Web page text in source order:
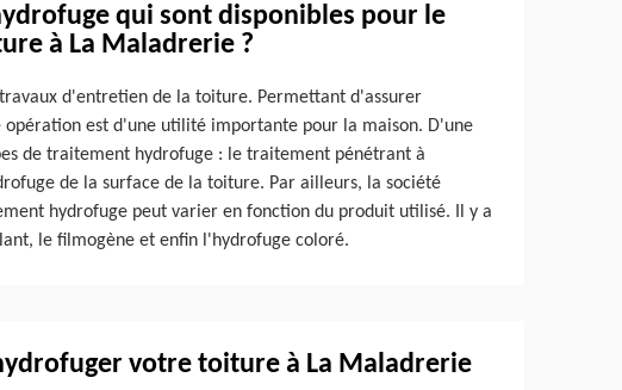
qui sont disponibles pour le
à La Maladrerie ?
d'entretien de la toiture. Permettant d'assurer
est d'une utilité importante pour la maison. D'une
de traitement hydrofuge : le traitement pénétrant à
de la surface de la toiture. Par ailleurs, la société
hydrofuge peut varier en fonction du produit utilisé. Il y a
le filmogène et enfin l'hydrofuge coloré.
votre toiture à La Maladrerie